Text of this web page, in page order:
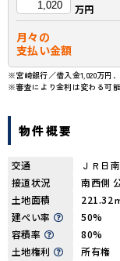
万円
月々の
支払い金額
※宮崎銀行／借入金1,020万円
※審査により金利は変わる可能
物件概要
交通
ＪＲ日
接道状況
南西側
土地面積
221.32
建ぺい率
50%
容積率
80%
土地権利
所有権